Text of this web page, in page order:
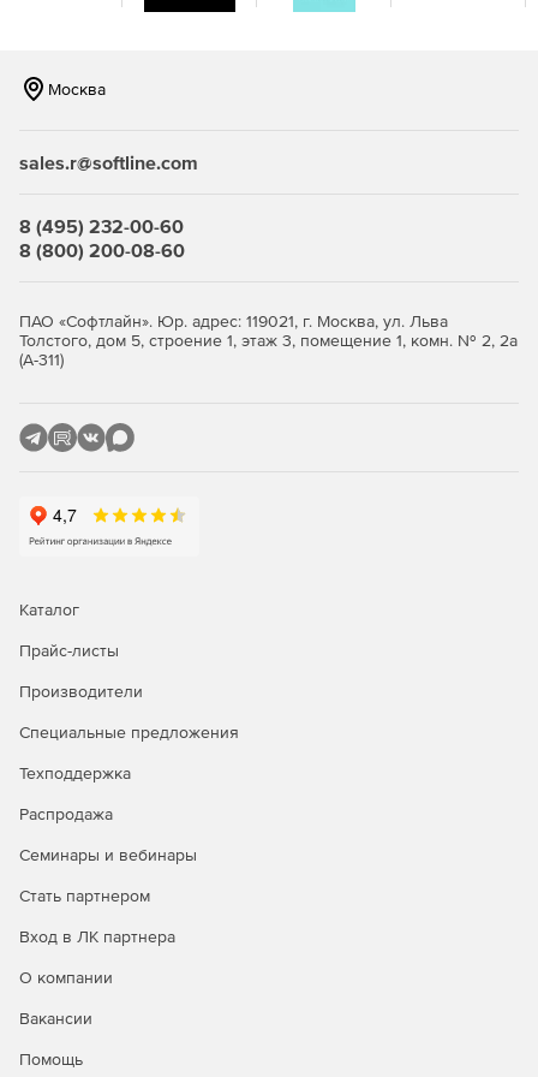
Москва
sales.r@softline.com
8 (495) 232-00-60
8 (800) 200-08-60
ПАО «Софтлайн». Юр. адрес: 119021, г. Москва, ул. Льва
Толстого, дом 5, строение 1, этаж 3, помещение 1, комн. № 2, 2а
(А-311)
Каталог
Прайс-листы
Производители
Специальные предложения
Техподдержка
Распродажа
Семинары и вебинары
Стать партнером
Вход в ЛК партнера
О компании
Вакансии
Помощь